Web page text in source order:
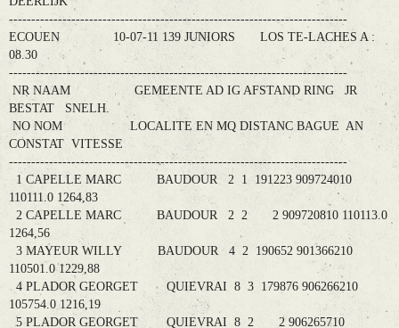
----------------------------------------------------------------------------
ECOUEN 10-07-11 139 JUNIORS LOS TE-LACHES A :
08.30
----------------------------------------------------------------------------
NR NAAM GEMEENTE AD IG AFSTAND RING JR
BESTAT SNELH.
NO NOM LOCALITE EN MQ DISTANC BAGUE AN
CONSTAT VITESSE
----------------------------------------------------------------------------
1 CAPELLE MARC BAUDOUR 2 1 191223 909724010
110111.0 1264,83
2 CAPELLE MARC BAUDOUR 2 2 2 909720810 110113.0
1264,56
3 MAYEUR WILLY BAUDOUR 4 2 190652 901366210
110501.0 1229,88
4 PLADOR GEORGET QUIEVRAI 8 3 179876 906266210
105754.0 1216,19
5 PLADOR GEORGET QUIEVRAI 8 2 2 906265710